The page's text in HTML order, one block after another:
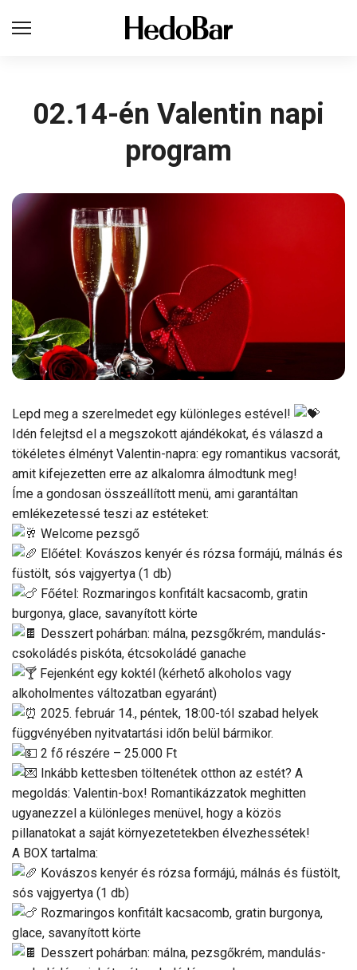
02.14-én Valentin napi
program
Lepd meg a szerelmedet egy különleges estével!
Idén felejtsd el a megszokott ajándékokat, és válaszd a
tökéletes élményt Valentin-napra: egy romantikus vacsorát,
amit kifejezetten erre az alkalomra álmodtunk meg!
Íme a gondosan összeállított menü, ami garantáltan
emlékezetessé teszi az estéteket:
Welcome pezsgő
Előétel: Kovászos kenyér és rózsa formájú, málnás és
füstölt, sós vajgyertya (1 db)
Főétel: Rozmaringos konfitált kacsacomb, gratin
burgonya, glace, savanyított körte
Desszert pohárban: málna, pezsgőkrém, mandulás-
csokoládés piskóta, étcsokoládé ganache
Fejenként egy koktél (kérhető alkoholos vagy
alkoholmentes változatban egyaránt)
2025. február 14., péntek, 18:00-tól szabad helyek
függvényében nyitvatartási időn belül bármikor.
2 fő részére – 25.000 Ft
Inkább kettesben töltenétek otthon az estét? A
megoldás: Valentin-box! Romantikázzatok meghitten
ugyanezzel a különleges menüvel, hogy a közös
pillanatokat a saját környezetetekben élvezhessétek!
A BOX tartalma:
Kovászos kenyér és rózsa formájú, málnás és füstölt,
sós vajgyertya (1 db)
Rozmaringos konfitált kacsacomb, gratin burgonya,
glace, savanyított körte
Desszert pohárban: málna, pezsgőkrém, mandulás-